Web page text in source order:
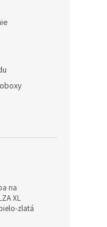
na
XL
zlatá